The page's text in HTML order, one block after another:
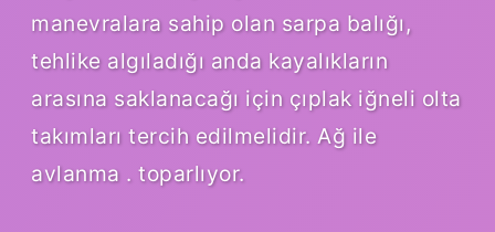
manevralara sahip olan sarpa balığı,
tehlike algıladığı anda kayalıkların
arasına saklanacağı için çıplak iğneli olta
takımları tercih edilmelidir. Ağ ile
avlanma . toparlıyor.